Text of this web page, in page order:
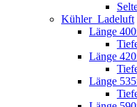
Kühler_Ladeluft
Länge
Länge
Länge